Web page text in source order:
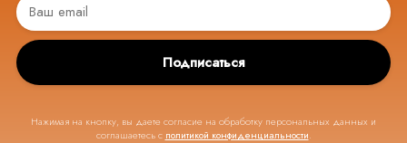
Подписаться
Нажимая на кнопку, вы даете согласие на обработку персональных данных и
соглашаетесь с политикой конфиденциальности.